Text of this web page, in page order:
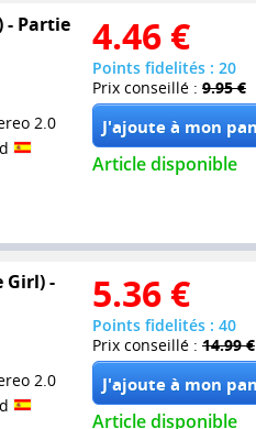
- Partie
2.0
4.46 €
Points fidelités : 20
Prix conseillé : 9.95 €
Article disponible
Girl) -
2.0
5.36 €
Points fidelités : 40
Prix conseillé : 14.99 €
Article disponible